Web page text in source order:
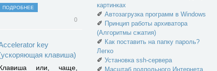
ПОДРОБНЕЕ
0
key
клавиша)
или, чаще,
картинках
✐ Автозагрузка программ в Windows
✐ Принцип работы архиватора
(Алгоритмы сжатия)
✐ Как поставить на папку пароль?
Легко
✐ Установка ssh-сервера
✐ Масштаб подпольного Интернета